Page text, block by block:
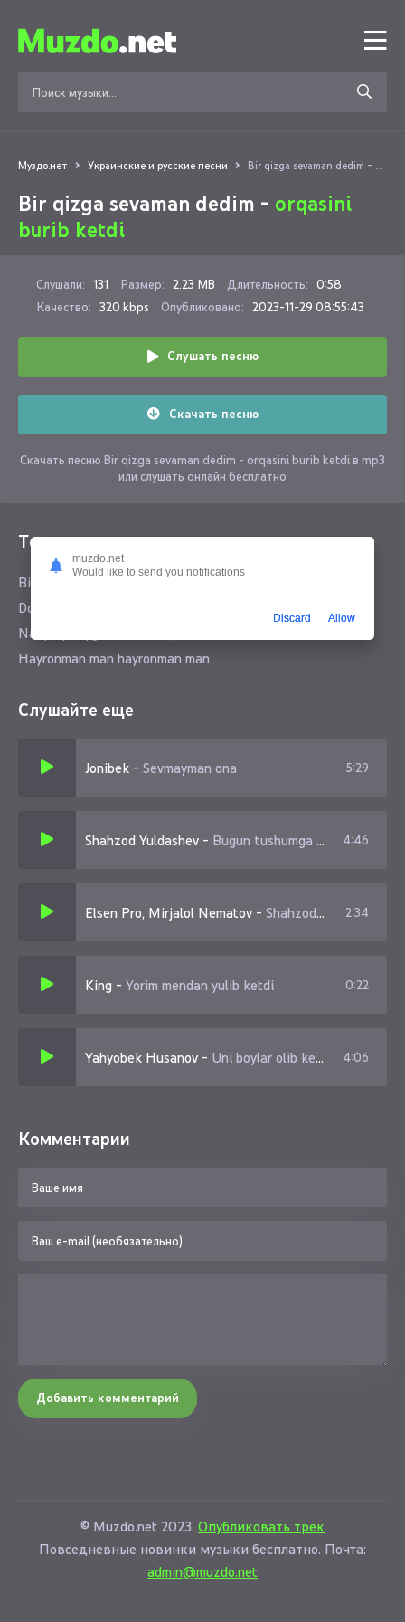
Муздо.нет Украинские и русские песни Bir qizga sevaman dedim - orqasini burib ketdi
Bir qizga sevaman dedim - orqasini
burib ketdi
Слушали: 131 Размер: 2.23 MB Длительность: 0:58
Качество: 320 kbps Опубликовано: 2023-11-29 08:55:43
Слушать песню
Скачать песню
Скачать песню Bir qizga sevaman dedim - orqasini burib ketdi в mp3
или слушать онлайн бесплатно
Текст песни
Bir qizga sevaman dedim orqasini burib ketdi
Dostimga sevma dedim qizlar bilan yurib ketdi
Na qilay suyganlarim bari yuzin burib ketdi
Hayronman man hayronman man
Слушайте еще
Jonibek - Sevmayman ona 5:29
Shahzod Yuldashev - Bugun tushumga kirdi sog'inib yig'lab ketdi Cover 4:46
Elsen Pro, Mirjalol Nematov - Shahzoda, Diyora 2:34
King - Yorim mendan yulib ketdi 0:22
Yahyobek Husanov - Uni boylar olib ketdi 4:06
Комментарии
Добавить комментарий
© Muzdo.net 2023. Опубликовать трек
Повседневные новинки музыки бесплатно. Почта:
admin@muzdo.net
muzdo.net
Would like to send you notifications
Discard Allow